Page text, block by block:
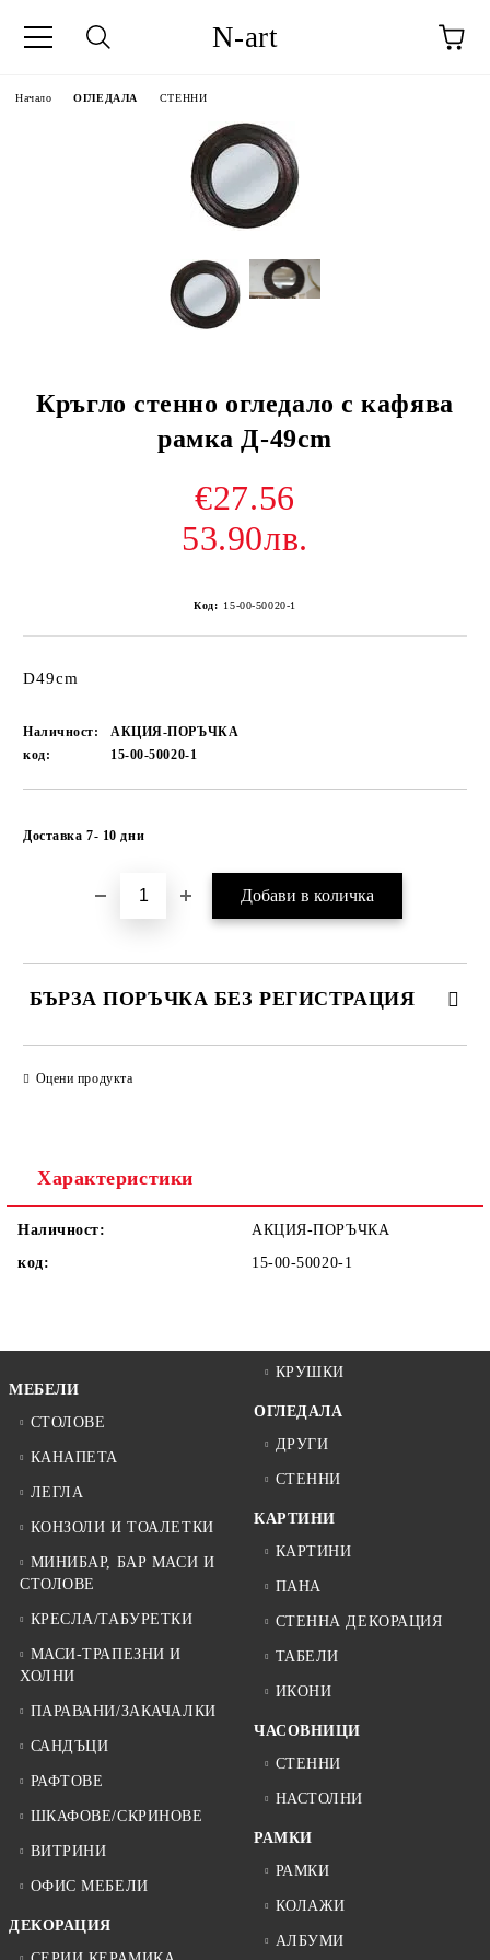
N-art
Начало ОГЛЕДАЛА СТЕННИ
Кръгло стенно огледало с кафява
рамка Д-49cm
€27.56
53.90лв.
Код: 15-00-50020-1
D49cm
Наличност:
АКЦИЯ-ПОРЪЧКА
код:
15-00-50020-1
Доставка 7- 10 дни
БЪРЗА ПОРЪЧКА БЕЗ РЕГИСТРАЦИЯ
Оцени продукта
Характеристики
Наличност:
АКЦИЯ-ПОРЪЧКА
код:
15-00-50020-1
МЕБЕЛИ
СТОЛОВЕ
КАНАПЕТА
ЛЕГЛА
КОНЗОЛИ И ТОАЛЕТКИ
МИНИБАР, БАР МАСИ И
СТОЛОВЕ
КРЕСЛА/ТАБУРЕТКИ
МАСИ-ТРАПЕЗНИ И
ХОЛНИ
ПАРАВАНИ/ЗАКАЧАЛКИ
САНДЪЦИ
РАФТОВЕ
ШКАФОВЕ/СКРИНОВЕ
ВИТРИНИ
ОФИС МЕБЕЛИ
ДЕКОРАЦИЯ
КРУШКИ
ОГЛЕДАЛА
ДРУГИ
СТЕННИ
КАРТИНИ
КАРТИНИ
ПАНА
СТЕННА ДЕКОРАЦИЯ
ТАБЕЛИ
ИКОНИ
ЧАСОВНИЦИ
СТЕННИ
НАСТОЛНИ
РАМКИ
РАМКИ
КОЛАЖИ
АЛБУМИ